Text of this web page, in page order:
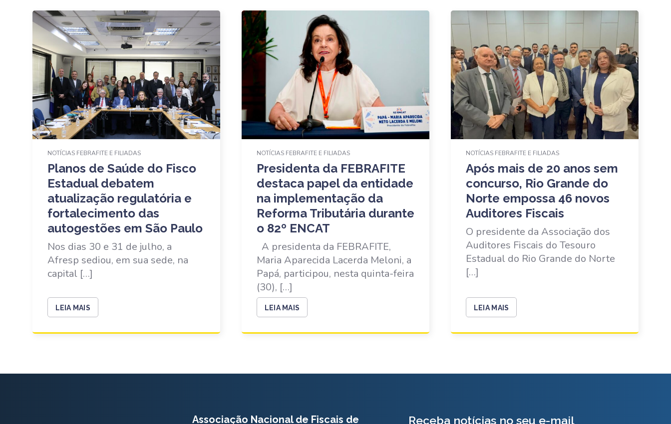
NOTÍCIAS FEBRAFITE E FILIADAS
Planos de Saúde do Fisco
Estadual debatem
atualização regulatória e
fortalecimento das
autogestões em São Paulo
Nos dias 30 e 31 de julho, a
Afresp sediou, em sua sede, na
capital […]
LEIA MAIS
NOTÍCIAS FEBRAFITE E FILIADAS
Presidenta da FEBRAFITE
destaca papel da entidade
na implementação da
Reforma Tributária durante
o 82º ENCAT
A presidenta da FEBRAFITE,
Maria Aparecida Lacerda Meloni, a
Papá, participou, nesta quinta-feira
(30), […]
LEIA MAIS
NOTÍCIAS FEBRAFITE E FILIADAS
Após mais de 20 anos sem
concurso, Rio Grande do
Norte empossa 46 novos
Auditores Fiscais
O presidente da Associação dos
Auditores Fiscais do Tesouro
Estadual do Rio Grande do Norte
[…]
LEIA MAIS
Associação Nacional de Fiscais de Receba notícias no seu e-mail